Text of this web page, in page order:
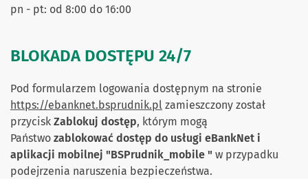
pn - pt: od 8:00 do 16:00
BLOKADA DOSTĘPU 24/7
Pod formularzem logowania dostępnym na stronie
https://ebanknet.bsprudnik.pl zamieszczony został
przycisk Zablokuj dostęp, którym mogą
Państwo zablokować dostęp do usługi eBankNet i
aplikacji mobilnej "BSPrudnik_mobile " w przypadku
podejrzenia naruszenia bezpieczeństwa.